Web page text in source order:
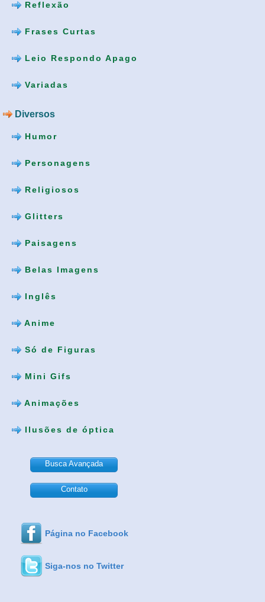
Reflexão
Frases Curtas
Leio Respondo Apago
Variadas
Diversos
Humor
Personagens
Religiosos
Glitters
Paisagens
Belas Imagens
Inglês
Anime
Só de Figuras
Mini Gifs
Animações
Ilusões de óptica
Busca Avançada
Contato
Página no Facebook
Siga-nos no Twitter